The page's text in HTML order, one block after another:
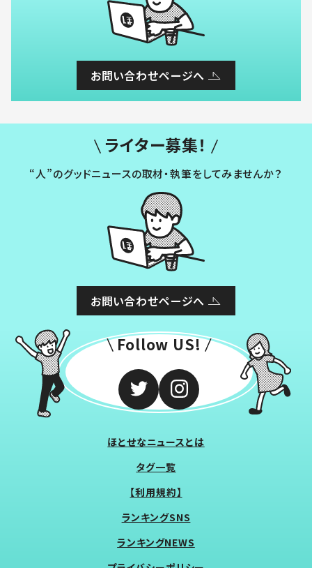
お問い合わせページへ
ライター募集！
“人”のグッドニュースの取材・執筆をしてみませんか？
お問い合わせページへ
Follow US!
ほとせなニュースとは
タグ一覧
【利用規約】
ランキングSNS
ランキングNEWS